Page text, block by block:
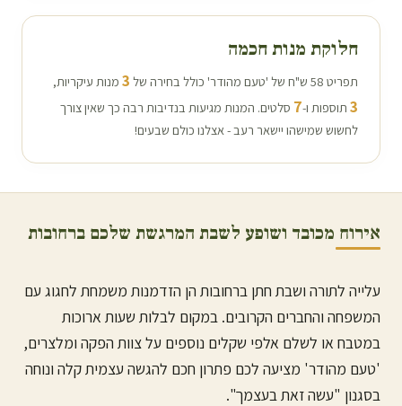
חלוקת מנות חכמה
תפריט 58 ש"ח של 'טעם מהודר' כולל בחירה של 3 מנות עיקריות,
3 תוספות ו-7 סלטים. המנות מגיעות בנדיבות רבה כך שאין צורך
לחשוש שמישהו יישאר רעב - אצלנו כולם שבעים!
אירוח מכובד ושופע לשבת המרגשת שלכם ברחובות
עלייה לתורה ושבת חתן ברחובות הן הזדמנות משמחת לחגוג עם
המשפחה והחברים הקרובים. במקום לבלות שעות ארוכות
במטבח או לשלם אלפי שקלים נוספים על צוות הפקה ומלצרים,
'טעם מהודר' מציעה לכם פתרון חכם להגשה עצמית קלה ונוחה
בסגנון "עשה זאת בעצמך".